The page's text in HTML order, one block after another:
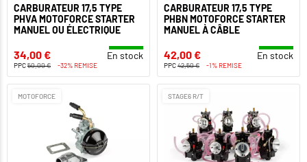
CARBURATEUR 17,5 TYPE
PHVA MOTOFORCE STARTER
MANUEL OU ÉLECTRIQUE
34,00 € En stock
PPC50,00 € -32% REMISE
CARBURATEUR 17,5 TYPE
PHBN MOTOFORCE STARTER
MANUEL À CÂBLE
42,00 € En stock
PPC42,50 € -1% REMISE
MOTOFORCE STAGE6 R/T